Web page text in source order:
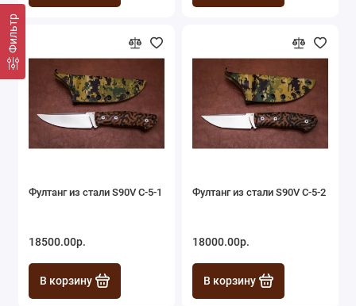
Фильтр
Фултанг из стали S90V С-5-1
18500.00р.
В корзину
Фултанг из стали S90V С-5-2
18000.00р.
В корзину